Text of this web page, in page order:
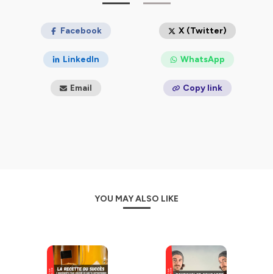
Hébergé par Ausha. Visitez
ausha.co/politique-de-
Facebook X (Twitter)
LinkedIn WhatsApp
Email Copy link
YOU MAY ALSO LIKE